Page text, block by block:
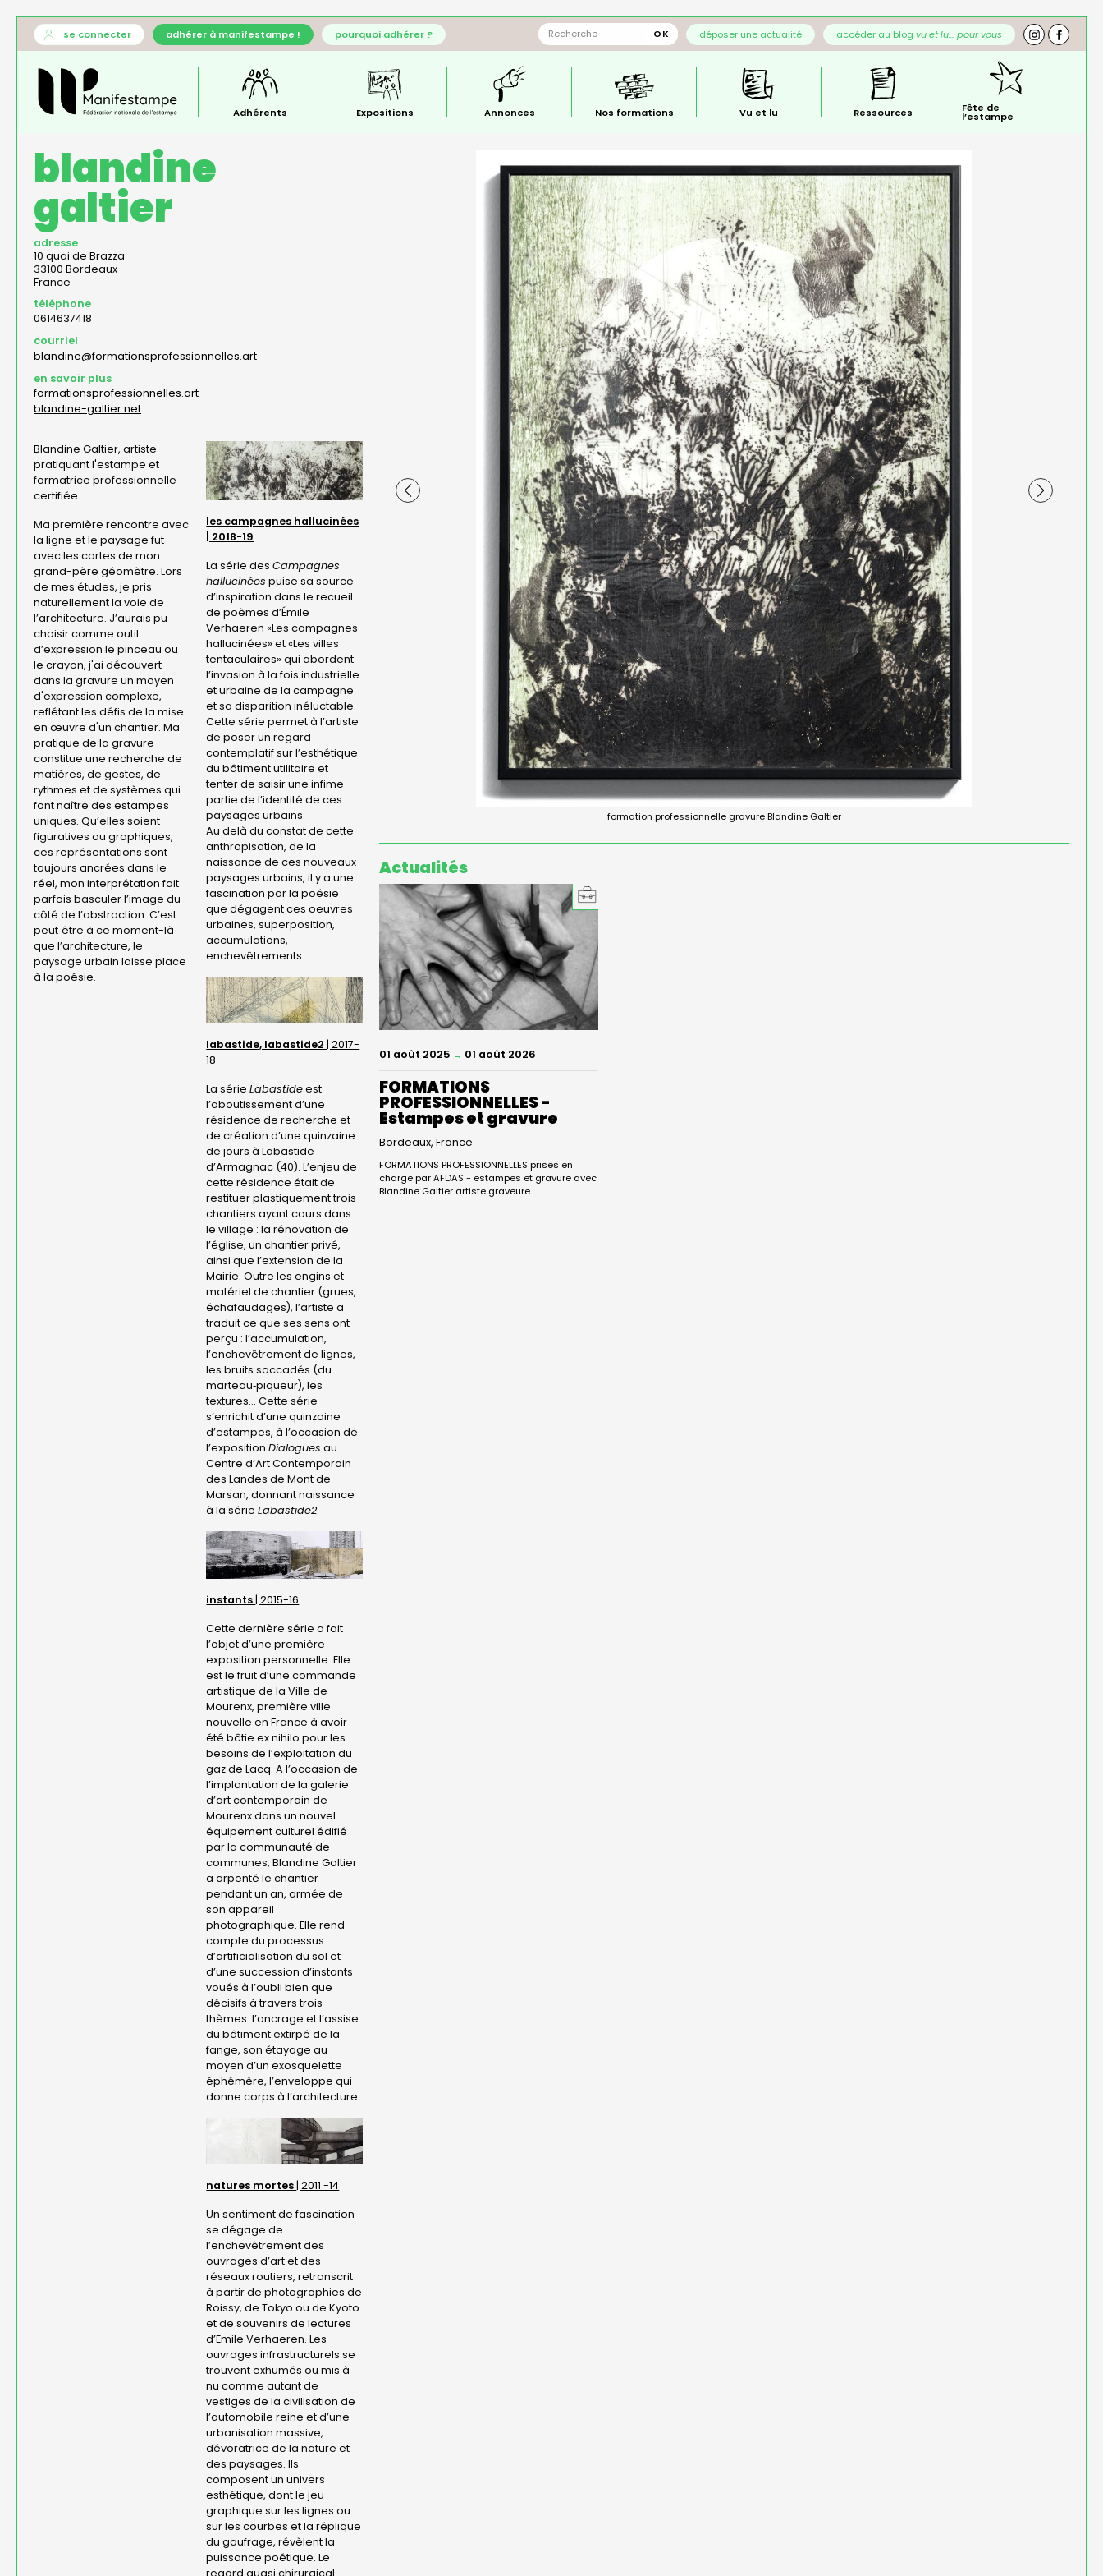
Aller
principal
User
account
menu
se connecter adhérer à manifestampe ! pourquoi adhérer ? déposer une actualité accéder au blog vu et lu… pour vous
—
menu
principal
Adhérents Expositions Annonces Nos formations Vu et lu Ressources Fête de
l’estampe
blandine
galtier
adresse
10 quai de Brazza
33100 Bordeaux
France
téléphone
0614637418
courriel
blandine@formationsprofessionnelles.art
en savoir plus
formationsprofessionnelles.art
blandine-galtier.net
Blandine Galtier, artiste
pratiquant l'estampe et
formatrice professionnelle
certifiée.
Ma première rencontre avec
la ligne et le paysage fut
avec les cartes de mon
grand-père géomètre. Lors
de mes études, je pris
naturellement la voie de
l’architecture. J’aurais pu
choisir comme outil
d’expression le pinceau ou
le crayon, j'ai découvert
dans la gravure un moyen
d'expression complexe,
reflétant les défis de la mise
en œuvre d'un chantier. Ma
pratique de la gravure
constitue une recherche de
matières, de gestes, de
rythmes et de systèmes qui
font naître des estampes
uniques. Qu’elles soient
figuratives ou graphiques,
ces représentations sont
toujours ancrées dans le
réel, mon interprétation fait
parfois basculer l’image du
côté de l’abstraction. C’est
peut‑être à ce moment-là
que l’architecture, le
paysage urbain laisse place
à la poésie.
les campagnes hallucinées
| 2018-19
La série desCampagnes
hallucinées puise sa source
d’inspiration dans le recueil
de poèmes d’Émile
Verhaeren «Les campagnes
hallucinées» et «Les villes
tentaculaires» qui abordent
l’invasion à la fois industrielle
et urbaine de la campagne
et sa disparition inéluctable.
Cette série permet à l’artiste
de poser un regard
contemplatif sur l’esthétique
du bâtiment utilitaire et
tenter de saisir une infime
partie de l’identité de ces
paysages urbains.
Au delà du constat de cette
anthropisation, de la
naissance de ces nouveaux
paysages urbains, il y a une
fascination par la poésie
que dégagent ces oeuvres
urbaines, superposition,
accumulations,
enchevêtrements.
labastide, labastide2 | 2017-
18
La sérieLabastideest
l’aboutissement d’une
résidence de recherche et
de création d’une quinzaine
de jours à Labastide
d’Armagnac (40). L’enjeu de
cette résidence était de
restituer plastiquement trois
chantiers ayant cours dans
le village : la rénovation de
l’église, un chantier privé,
ainsi que l’extension de la
Mairie. Outre les engins et
matériel de chantier (grues,
échafaudages), l’artiste a
traduit ce que ses sens ont
perçu : l’accumulation,
l’enchevêtrement de lignes,
les bruits saccadés (du
marteau‑piqueur), les
textures… Cette série
s’enrichit d’une quinzaine
d’estampes, à l’occasion de
l’expositionDialogues au
Centre d’Art Contemporain
des Landes de Mont de
Marsan, donnant naissance
à la sérieLabastide2.
instants | 2015-16
Cette dernière série a fait
l’objet d’une première
exposition personnelle. Elle
est le fruit d’une commande
artistique de la Ville de
Mourenx, première ville
nouvelle en France à avoir
été bâtie ex nihilo pour les
besoins de l’exploitation du
gaz de Lacq. A l’occasion de
l’implantation de la galerie
d’art contemporain de
Mourenx dans un nouvel
équipement culturel édifié
par la communauté de
communes, Blandine Galtier
a arpenté le chantier
pendant un an, armée de
son appareil
photographique. Elle rend
compte du processus
d’artificialisation du sol et
d’une succession d’instants
voués à l’oubli bien que
décisifs à travers trois
thèmes: l’ancrage et l’assise
du bâtiment extirpé de la
fange, son étayage au
moyen d’un exosquelette
éphémère, l’enveloppe qui
donne corps à l’architecture.
natures mortes | 2011 -14
Un sentiment de fascination
se dégage de
l’enchevêtrement des
ouvrages d’art et des
réseaux routiers, retranscrit
à partir de photographies de
Roissy, de Tokyo ou de Kyoto
et de souvenirs de lectures
d’Emile Verhaeren. Les
ouvrages infrastructurels se
trouvent exhumés ou mis à
nu comme autant de
vestiges de la civilisation de
l’automobile reine et d’une
urbanisation massive,
dévoratrice de la nature et
des paysages. Ils
composent un univers
esthétique, dont le jeu
graphique sur les lignes ou
sur les courbes et la réplique
du gaufrage, révèlent la
puissance poétique. Le
regard quasi chirurgical
formation professionnelle gravure Blandine Galtier
Actualités
01 août 2025 → 01 août 2026
FORMATIONS
PROFESSIONNELLES -
Estampes et gravure
Bordeaux France
FORMATIONS PROFESSIONNELLES prises en
charge par AFDAS - estampes et gravure avec
Blandine Galtier artiste graveure.